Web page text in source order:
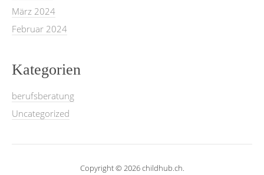
März 2024
Februar 2024
Kategorien
berufsberatung
Uncategorized
Copyright © 2026 childhub.ch.